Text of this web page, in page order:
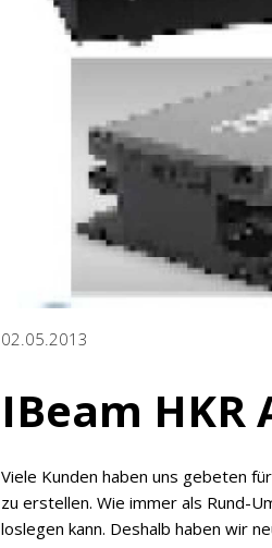
02.05.2013
IBeam HKR
Viele Kunden haben uns gebeten
zu erstellen. Wie immer als Rund-
loslegen kann. Deshalb haben wir